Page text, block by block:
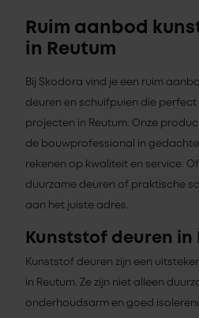
Ruim aanbod
in Reutum
Bij Skodora vind je een ruim
deuren en schuifpuien die
projecten in Reutum. Onze
de bouwprofessional in
rekenen op kwaliteit en service.
duurzame deuren of praktische
aan het juiste adres.
Kunststof deuren in
Kunststof deuren zijn een
in Reutum. Ze zijn niet alleen
onderhoudsarm en goed